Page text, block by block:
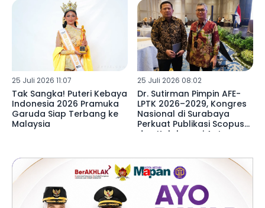
25 Juli 2026 11:07
Tak Sangka! Puteri Kebaya
Indonesia 2026 Pramuka
Garuda Siap Terbang ke
Malaysia
25 Juli 2026 08:02
Dr. Sutirman Pimpin AFE-
LPTK 2026–2029, Kongres
Nasional di Surabaya
Perkuat Publikasi Scopus
dan Kolaborasi Antar